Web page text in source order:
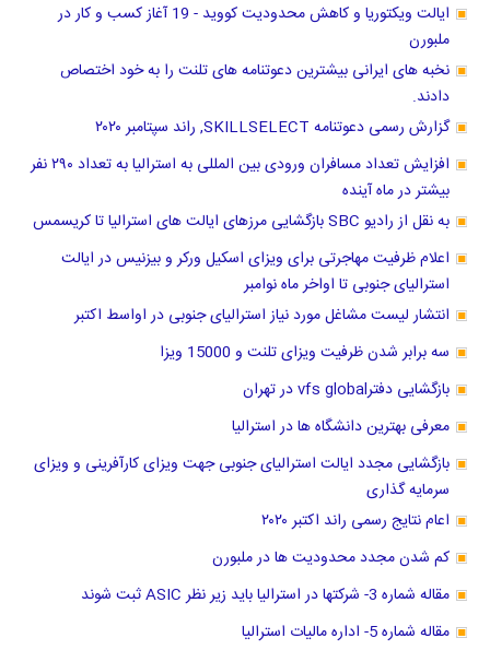
ایالت ویکتوریا و کاهش محدودیت کووید - 19 آغاز کسب و کار در
ملبورن
نخبه های ایرانی بیشترین دعوتنامه های تلنت را به خود اختصاص
دادند.
گزارش رسمی دعوتنامه SKILLSELECT, راند سپتامبر ۲۰۲۰
افزایش تعداد مسافران ورودی بین المللی به استرالیا به تعداد ۲۹۰ نفر
بیشتر در ماه آینده
به نقل از رادیو SBC بازگشایی مرزهای ایالت های استرالیا تا کریسمس
اعلام ظرفیت مهاجرتی برای ویزای اسکیل ورکر و بیزنیس در ایالت
استرالیای جنوبی تا اواخر ماه نوامبر
انتشار لیست مشاغل مورد نیاز استرالیای جنوبی در اواسط اکتبر
سه برابر شدن ظرفیت ویزای تلنت و 15000 ویزا
بازگشایی دفترvfs global در تهران
معرفی بهترین دانشگاه ها در استرالیا
بازگشایی مجدد ایالت استرالیای جنوبی جهت ویزای کارآفرینی و ویزای
سرمایه گذاری
اعام نتایج رسمی راند اکتبر ۲۰۲۰
کم شدن مجدد محدودیت ها در ملبورن
مقاله شماره 3- شرکتها در استرالیا باید زیر نظر ASIC ثبت شوند
مقاله شماره 5- اداره مالیات استرالیا